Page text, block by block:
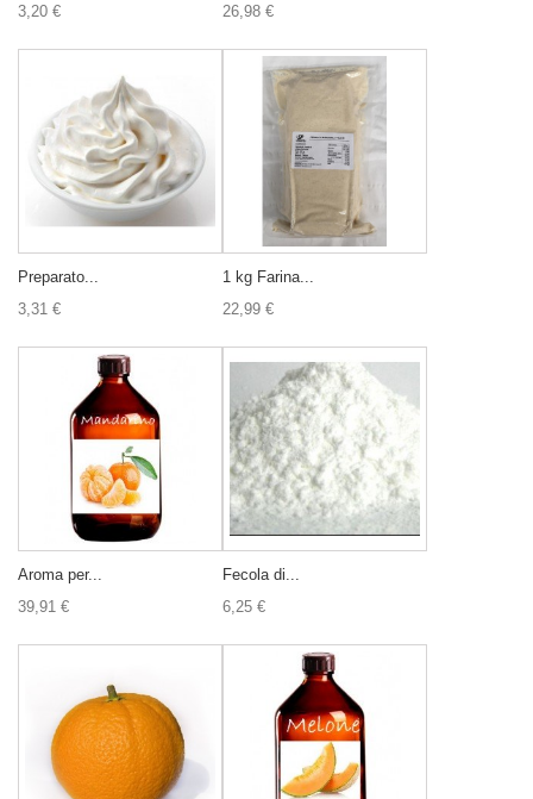
3,20 €
26,98 €
Preparato...
3,31 €
1 kg Farina...
22,99 €
Aroma per...
39,91 €
Fecola di...
6,25 €